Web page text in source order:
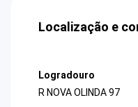
Localização e
Logradouro
R NOVA OLINDA 97